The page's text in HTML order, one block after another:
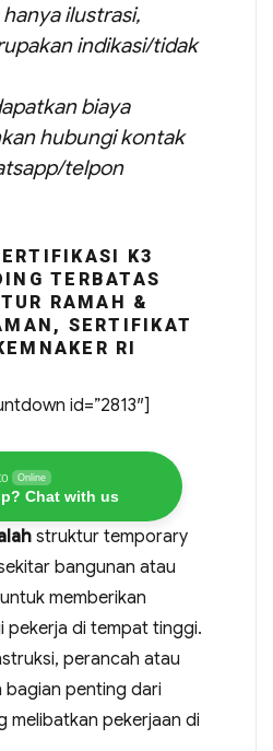
ilustrasi,
indikasi/tidak
biaya
hubungi kontak
telpon
K3
TERBATAS
RAMAH &
SERTIFIKAT
RI
id=”2813″]
Online
Chat with us
struktur temporary
bangunan atau
memberikan
pekerja di tempat tinggi.
perancah atau
penting dari
melibatkan pekerjaan di